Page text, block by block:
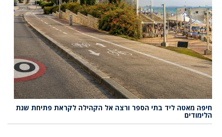
חיפה מאטה ליד בתי הספר ורצה אל הקהילה לקראת פתיחת שנת
הלימודים